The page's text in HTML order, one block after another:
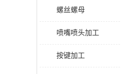
螺丝螺母
喷嘴喷头加工
按键加工